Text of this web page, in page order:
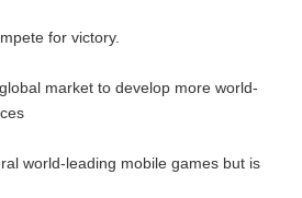
for victory.
market to develop more world-
world-leading mobile games but is